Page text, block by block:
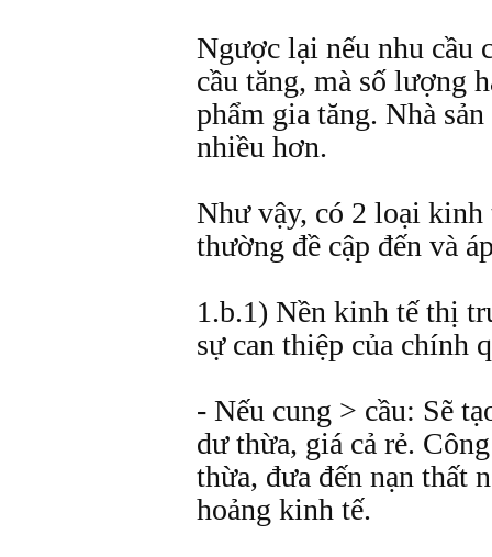
Ngược lại nếu nhu cầu
cầu tăng, mà số lượng
phẩm gia tăng. Nhà
nhiều hơn.
Như vậy, có 2 loại
thường đề cập đến và
1.b.1) Nền kinh tế thị
sự can thiệp của chính
- Nếu cung > cầu: Sẽ
dư thừa, giá cả rẻ.
thừa, đưa đến nạn thất
hoảng kinh tế.